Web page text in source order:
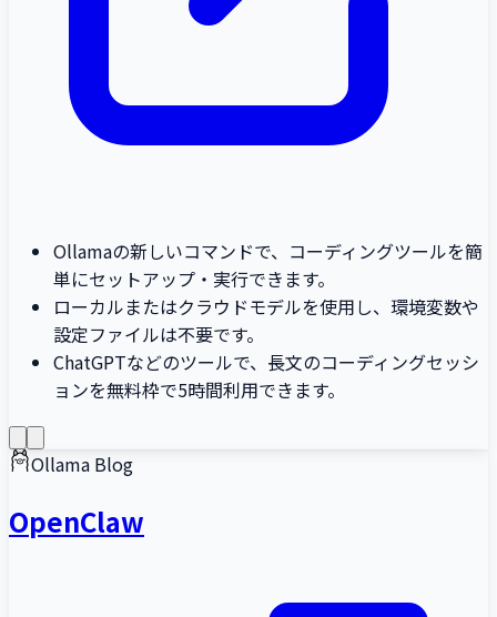
Ollamaの新しいコマンドで、コーディングツールを簡
単にセットアップ・実行できます。
ローカルまたはクラウドモデルを使用し、環境変数や
設定ファイルは不要です。
ChatGPTなどのツールで、長文のコーディングセッシ
ョンを無料枠で5時間利用できます。
Ollama Blog
OpenClaw